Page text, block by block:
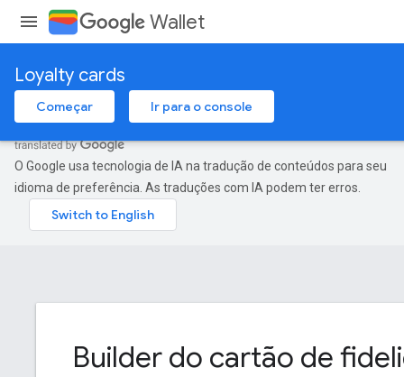
Wallet
Loyalty cards
Começar Ir para o console
O Google usa tecnologia de IA na tradução de conteúdos para seu
idioma de preferência. As traduções com IA podem ter erros.